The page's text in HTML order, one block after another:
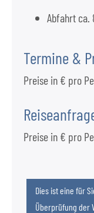
Abfahrt ca.
Termine &
Preise in € pro
Preise in € pro
Dies ist eine für
Überprüfung der